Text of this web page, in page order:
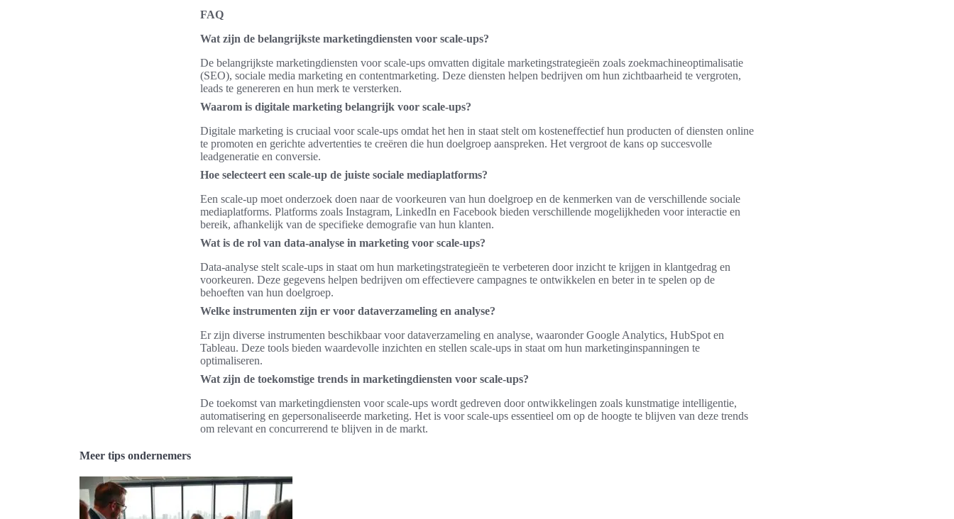
FAQ
Wat zijn de belangrijkste marketingdiensten voor scale-ups?
De belangrijkste marketingdiensten voor scale-ups omvatten digitale marketingstrategieën zoals zoekmachineoptimalisatie
(SEO), sociale media marketing en contentmarketing. Deze diensten helpen bedrijven om hun zichtbaarheid te vergroten,
leads te genereren en hun merk te versterken.
Waarom is digitale marketing belangrijk voor scale-ups?
Digitale marketing is cruciaal voor scale-ups omdat het hen in staat stelt om kosteneffectief hun producten of diensten online
te promoten en gerichte advertenties te creëren die hun doelgroep aanspreken. Het vergroot de kans op succesvolle
leadgeneratie en conversie.
Hoe selecteert een scale-up de juiste sociale mediaplatforms?
Een scale-up moet onderzoek doen naar de voorkeuren van hun doelgroep en de kenmerken van de verschillende sociale
mediaplatforms. Platforms zoals Instagram, LinkedIn en Facebook bieden verschillende mogelijkheden voor interactie en
bereik, afhankelijk van de specifieke demografie van hun klanten.
Wat is de rol van data-analyse in marketing voor scale-ups?
Data-analyse stelt scale-ups in staat om hun marketingstrategieën te verbeteren door inzicht te krijgen in klantgedrag en
voorkeuren. Deze gegevens helpen bedrijven om effectievere campagnes te ontwikkelen en beter in te spelen op de
behoeften van hun doelgroep.
Welke instrumenten zijn er voor dataverzameling en analyse?
Er zijn diverse instrumenten beschikbaar voor dataverzameling en analyse, waaronder Google Analytics, HubSpot en
Tableau. Deze tools bieden waardevolle inzichten en stellen scale-ups in staat om hun marketinginspanningen te
optimaliseren.
Wat zijn de toekomstige trends in marketingdiensten voor scale-ups?
De toekomst van marketingdiensten voor scale-ups wordt gedreven door ontwikkelingen zoals kunstmatige intelligentie,
automatisering en gepersonaliseerde marketing. Het is voor scale-ups essentieel om op de hoogte te blijven van deze trends
om relevant en concurrerend te blijven in de markt.
Meer tips ondernemers